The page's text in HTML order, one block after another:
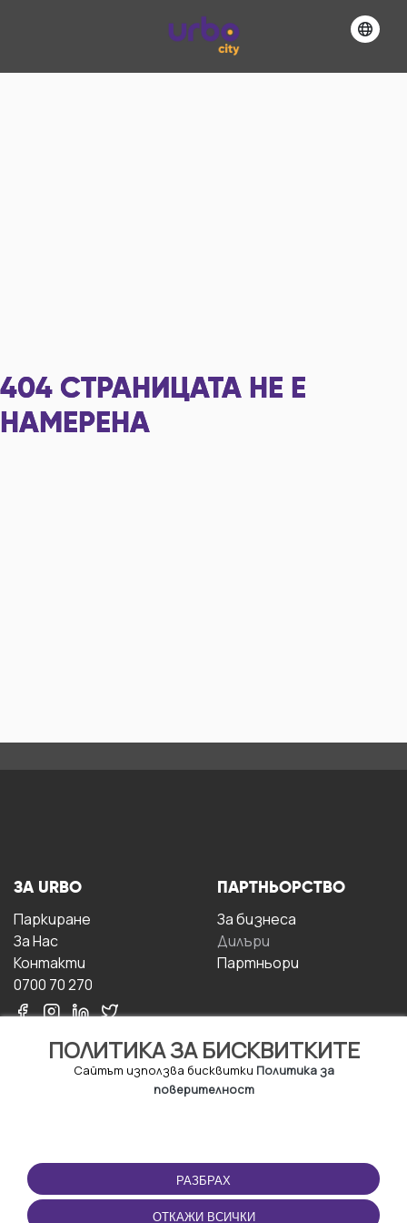
404 СТРАНИЦАТА НЕ Е
НАМЕРЕНА
ПОЛИТИКА ЗА БИСКВИТКИТЕ
Сайтът използва бисквитки Политика за
поверителност
РАЗБРАХ
ОТКАЖИ ВСИЧКИ
ЗА URBO
Паркиране
За Hас
Контакти
0700 70 270
ПАРТНЬОРСТВО
За бизнесa
Дилъри
Партньори
ПОЛЗВАНЕ
Правила и условия за
ползване
ПРИЛОЖЕНИЕТО